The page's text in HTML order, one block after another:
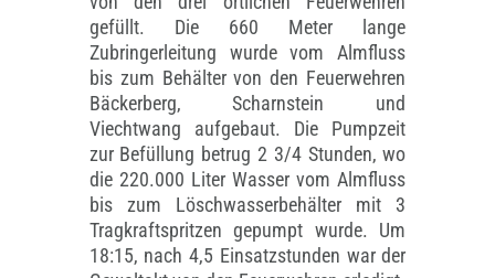
gefüllt. Die 660 Meter lange
Zubringerleitung wurde vom Almfluss
bis zum Behälter von den Feuerwehren
Bäckerberg, Scharnstein und
Viechtwang aufgebaut. Die Pumpzeit
zur Befüllung betrug 2 3/4 Stunden, wo
die 220.000 Liter Wasser vom Almfluss
bis zum Löschwasserbehälter mit 3
Tragkraftspritzen gepumpt wurde. Um
18:15, nach 4,5 Einsatzstunden war der